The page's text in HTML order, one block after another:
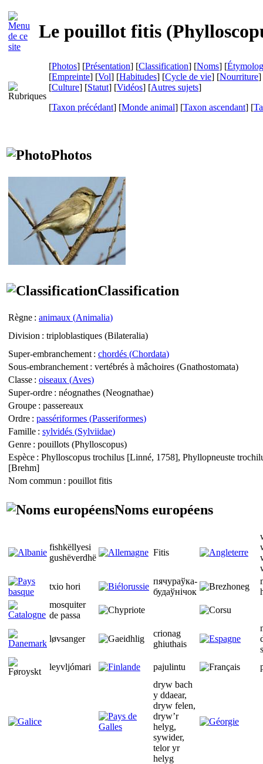
Le pouillot fitis (
[Photos] [Présentation] [Classification] [Noms] [
[Empreinte] [Vol] [Habitudes] [Cycle de vie] [Nourriture]
[Culture] [Statut] [Vidéos] [Autres sujets]
[Taxon précédant] [Monde animal] [Taxon ascendant] [
Photos
Classification
Règne : animaux (Animalia)
Division : triploblastiques (Bilateralia)
Super-embranchement : chordés (Chordata)
Sous-embranchement : vertébrés à mâchoires (Gnathostomata)
Classe : oiseaux (Aves)
Super-ordre : néognathes (Neognathae)
Groupe : passereaux
Ordre : passériformes (Passeriformes)
Famille : sylvidés (Sylviidae)
Genre : pouillots (Phylloscopus)
Espèce : Phylloscopus trochilus [Linné, 1758], Phyllopneuste
[Brehm]
Nom commun : pouillot fitis
Noms européens
fishkëllyesi
gushëverdhë
Fitis
txio hori
пячураўка-
будаўнічок
mosquiter
de passa
løvsanger
crionag
ghiuthais
leyvljómari
pajulintu
dryw bach
y ddaear,
dryw felen,
dryw’r
helyg,
sywider,
telor yr
helyg